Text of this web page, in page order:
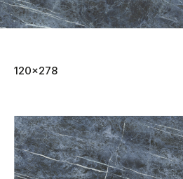
120x278